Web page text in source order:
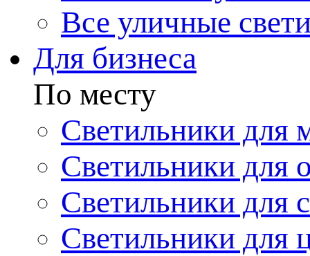
Все уличные
Для бизнеса
По месту
Светильники для
Светильники для
Светильники для
Светильники для